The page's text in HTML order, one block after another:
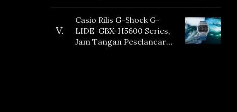
Baru!
V.
Casio Rilis G-Shock G-
LIDE GBX-H5600 Series,
Jam Tangan Peselancar